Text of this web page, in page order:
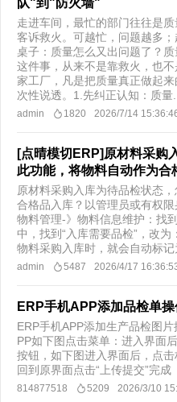
队"到"防火墙"
走进车间，最忙的部门往往是
客诉救火。可越忙，问题越多
桌子：质量怎么又出问题了？
这件事，从来不是靠救火，也
家工厂，凡是把质量真正做起
次性说透。1.先纠正认知：质量...
admin 1820 2026/7/14
[点晴模切ERP]原材料采购
此功能，将物料自动作为合
原材料采购入库为待品检状态
合格品入库？以管理员或有权
物料管理-》物料信息维护：找
中，找到“入库需要品检”，改
物料采购入库时，就会自动标
admin 5487 2026/4/17
ERP手机APP添加品检单操
ERP手机APP添加生产品检图
PP如下图点击菜单：进入界面
按钮，如下图进入界面后，点
回到原界面点击“上传提交”完成
814877518 5209 2026/3/10